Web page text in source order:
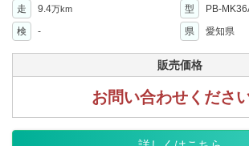
走 9.4万km 型
PB-
検
- 県 愛知県
販売価格
お問い合わせください